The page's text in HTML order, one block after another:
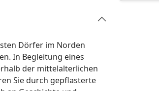
Dörfer im Norden
In Begleitung eines
der mittelalterlichen
Sie durch gepflasterte